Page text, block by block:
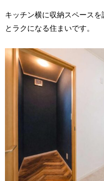
キッチン横に収納スペース
とラクになる住まいです。